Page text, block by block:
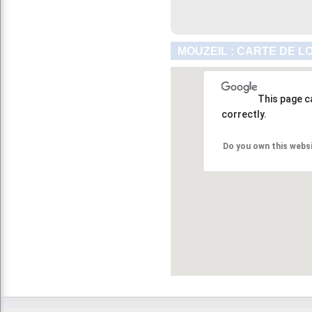
MOUZEIL : CARTE DE
This page
correctly.
Do you own this